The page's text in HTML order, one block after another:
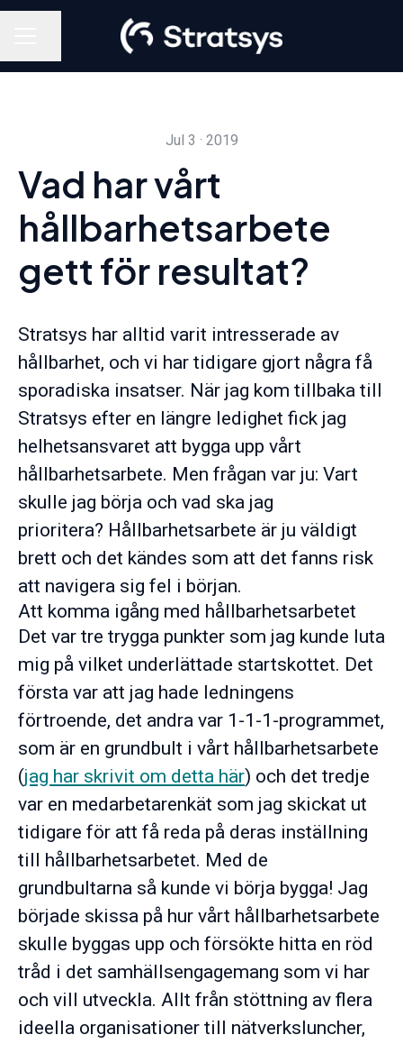
Jul 3 · 2019
Vad har vårt
hållbarhetsarbete
gett för resultat?
Stratsys har alltid varit intresserade av
hållbarhet, och vi har tidigare gjort några få
sporadiska insatser. När jag kom tillbaka till
Stratsys efter en längre ledighet fick jag
helhetsansvaret att bygga upp vårt
hållbarhetsarbete. Men frågan var ju: Vart
skulle jag börja och vad ska jag
prioritera? Hållbarhetsarbete är ju väldigt
brett och det kändes som att det fanns risk
att navigera sig fel i början.
Att komma igång med hållbarhetsarbetet
Det var tre trygga punkter som jag kunde luta
mig på vilket underlättade startskottet. Det
första var att jag hade ledningens
förtroende, det andra var 1-1-1-programmet,
som är en grundbult i vårt hållbarhetsarbete
(jag har skrivit om detta här) och det tredje
var en medarbetarenkät som jag skickat ut
tidigare för att få reda på deras inställning
till hållbarhetsarbetet. Med de
grundbultarna så kunde vi börja bygga! Jag
började skissa på hur vårt hållbarhetsarbete
skulle byggas upp och försökte hitta en röd
tråd i det samhällsengagemang som vi har
och vill utveckla. Allt från stöttning av flera
ideella organisationer till nätverksluncher,